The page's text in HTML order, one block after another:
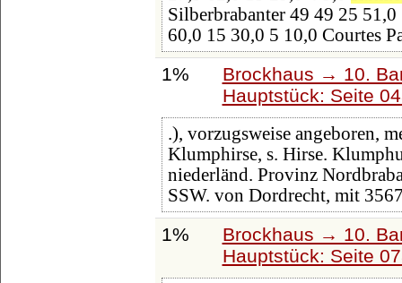
Silberbrabanter 49 49 25
60,0 15 30,0 5 10,0 Courtes
1%
Brockhaus → 10.
Hauptstück: Seite
.), vorzugsweise angeboren,
Klumphirse, s. Hirse.
niederländ. Provinz
SSW. von Dordrecht, mit
1%
Brockhaus → 10.
Hauptstück: Seite